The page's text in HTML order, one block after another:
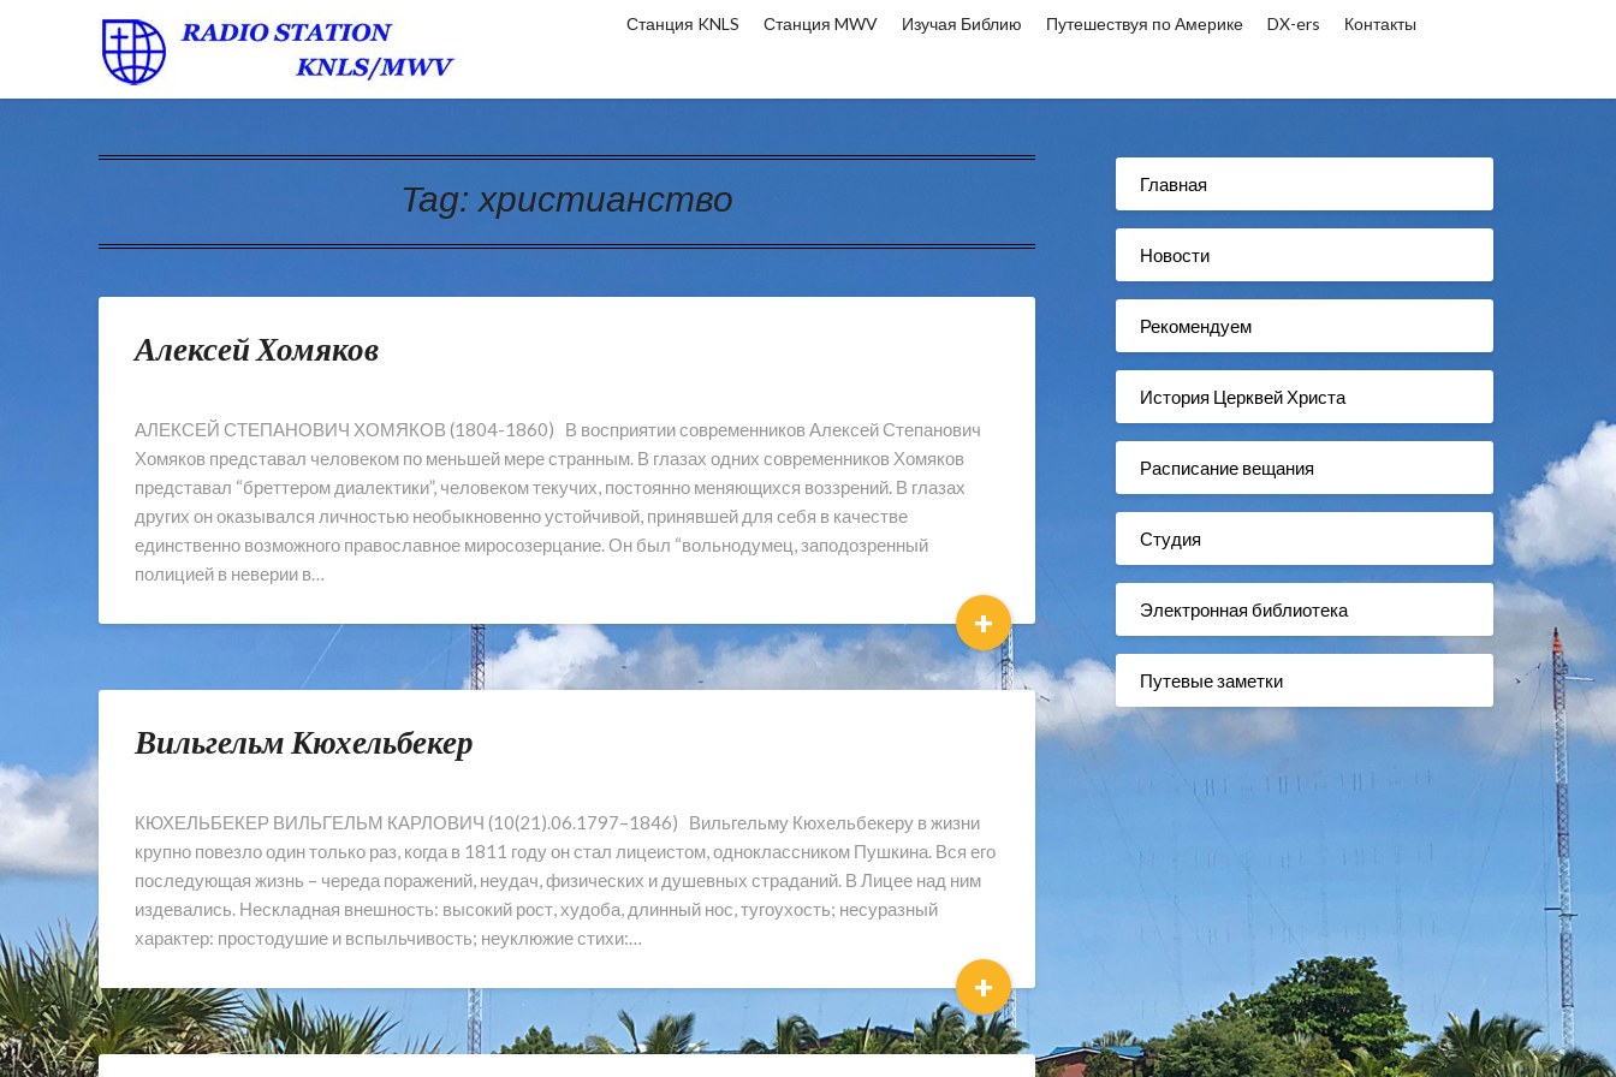
Станция KNLS Станция MWV Изучая Библию Путешествуя по Америке DX-ers Контакты
Tag: христианство
Алексей Хомяков
АЛЕКСЕЙ СТЕПАНОВИЧ ХОМЯКОВ (1804-1860) В восприятии современников Алексей Степанович
Хомяков представал человеком по меньшей мере странным. В глазах одних современников Хомяков
представал “бреттером диалектики”, человеком текучих, постоянно меняющихся воззрений. В глазах
других он оказывался личностью необыкновенно устойчивой, принявшей для себя в качестве
единственно возможного православное миросозерцание. Он был “вольнодумец, заподозренный
полицией в неверии в…
+
Вильгельм Кюхельбекер
КЮХЕЛЬБЕКЕР ВИЛЬГЕЛЬМ КАРЛОВИЧ (10(21).06.1797–1846) Вильгельму Кюхельбекеру в жизни
крупно повезло один только раз, когда в 1811 году он стал лицеистом, одноклассником Пушкина. Вся его
последующая жизнь – череда поражений, неудач, физических и душевных страданий. В Лицее над ним
издевались. Нескладная внешность: высокий рост, худоба, длинный нос, тугоухость; несуразный
характер: простодушие и вспыльчивость; неуклюжие стихи:…
+
Главная
Новости
Рекомендуем
История Церквей Христа
Расписание вещания
Студия
Электронная библиотека
Путевые заметки